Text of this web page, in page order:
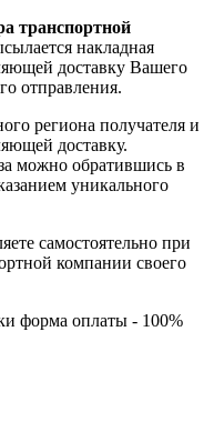
транспортной
накладная
доставку Вашего
отправления.
региона получателя и
доставку.
можно обратившись в
уникального
самостоятельно при
компании своего
форма оплаты - 100%